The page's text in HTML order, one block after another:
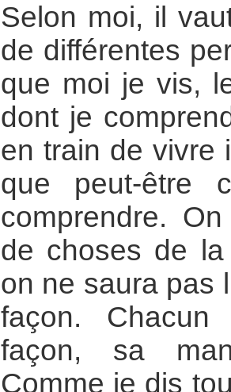
Selon moi, il
de différentes
que moi je vis,
dont je
en train de vivre
que peut-
comprendre.
de choses de
on ne saura pas
façon.
façon, sa
Comme je dis